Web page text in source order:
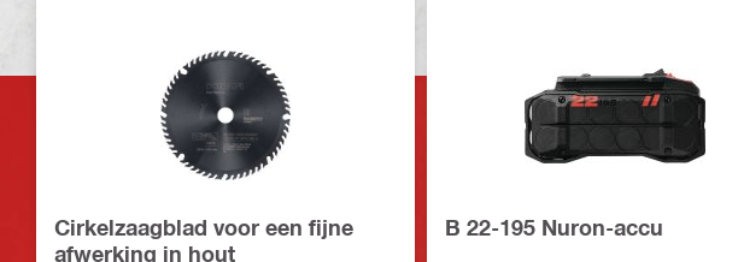
Cirkelzaagblad voor een fijne
afwerking in hout
B 22-195 Nuron-accu